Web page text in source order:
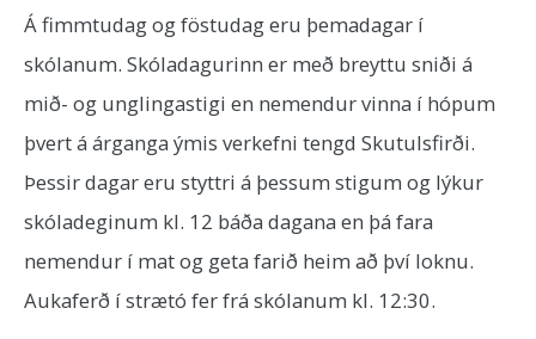
Á fimmtudag og föstudag eru þemadagar í
skólanum. Skóladagurinn er með breyttu sniði á
mið- og unglingastigi en nemendur vinna í hópum
þvert á árganga ýmis verkefni tengd Skutulsfirði.
Þessir dagar eru styttri á þessum stigum og lýkur
skóladeginum kl. 12 báða dagana en þá fara
nemendur í mat og geta farið heim að því loknu.
Aukaferð í strætó fer frá skólanum kl. 12:30.